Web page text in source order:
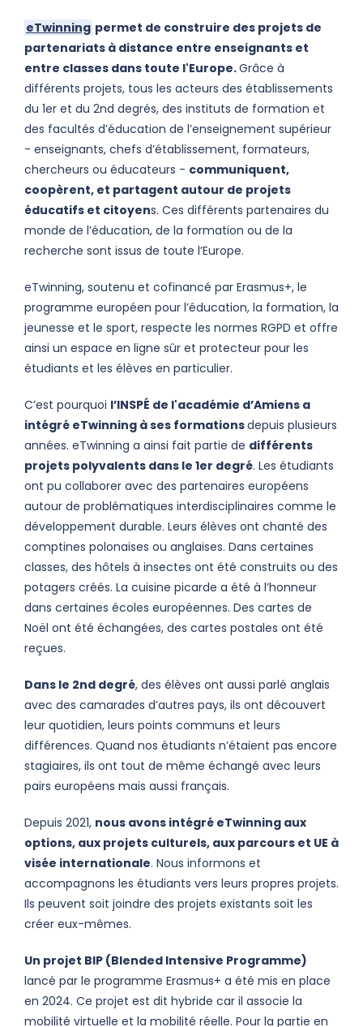
eTwinning permet de construire des projets de
partenariats à distance entre enseignants et
entre classes dans toute l'Europe.Grâce à
différents projets, tous les acteurs des établissements
du 1er et du 2nd degrés, des instituts de formation et
des facultés d’éducation de l’enseignement supérieur
- enseignants, chefs d’établissement, formateurs,
chercheurs ou éducateurs - communiquent,
coopèrent, et partagent autour de projets
éducatifs et citoyens. Ces différents partenaires du
monde de l’éducation, de la formation ou de la
recherche sont issus de toute l’Europe.
eTwinning, soutenu et cofinancé par Erasmus+, le
programme européen pour l’éducation, la formation, la
jeunesse et le sport, respecte les normes RGPD et offre
ainsi un espace en ligne sûr et protecteur pour les
étudiants et les élèves en particulier.
C’est pourquoi l’INSPÉ de l'académie d’Amiens a
intégré eTwinning à ses formationsdepuis plusieurs
années. eTwinning a ainsi fait partie de différents
projets polyvalents dans le 1er degré. Les étudiants
ont pu collaborer avec des partenaires européens
autour de problématiques interdisciplinaires comme le
développement durable. Leurs élèves ont chanté des
comptines polonaises ou anglaises. Dans certaines
classes, des hôtels à insectes ont été construits ou des
potagers créés. La cuisine picarde a été à l’honneur
dans certaines écoles européennes. Des cartes de
Noël ont été échangées, des cartes postales ont été
reçues.
Dans le 2nd degré, des élèves ont aussi parlé anglais
avec des camarades d’autres pays, ils ont découvert
leur quotidien, leurs points communs et leurs
différences. Quand nos étudiants n’étaient pas encore
stagiaires, ils ont tout de même échangé avec leurs
pairs européens mais aussi français.
Depuis 2021, nous avons intégré eTwinning aux
options, aux projets culturels, aux parcours et UE à
visée internationale. Nous informons et
accompagnons les étudiants vers leurs propres projets.
Ils peuvent soit joindre des projets existants soit les
créer eux-mêmes.
Un projet BIP (Blended Intensive Programme)
lancé par le programme Erasmus+ a été mis en place
en 2024. Ce projet est dit hybride car il associe la
mobilité virtuelle et la mobilité réelle. Pour la partie en